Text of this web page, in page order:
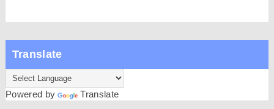
Translate
Powered by Translate